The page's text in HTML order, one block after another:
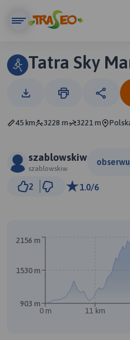
Tatra Sky
45 km 3228 m 3221 m
szablowskiw
szablowskiw
2 1.0/6
0 m 11 km
903 m
1530 m
2156 m